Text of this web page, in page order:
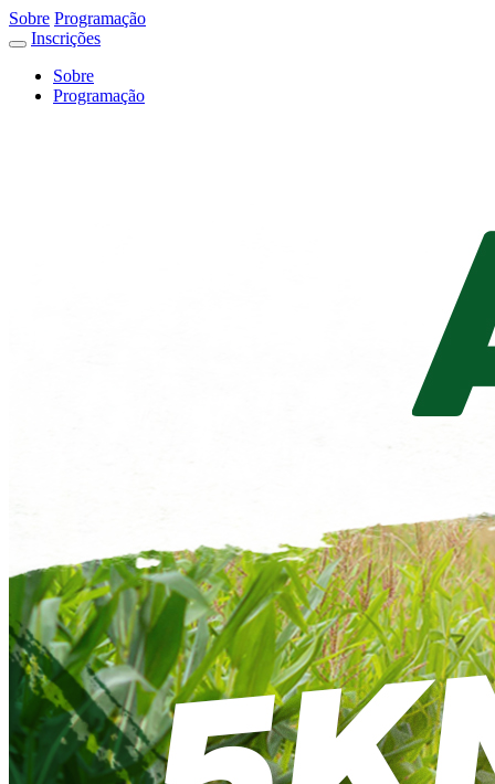
Sobre Programação
Inscrições
Sobre
Programação